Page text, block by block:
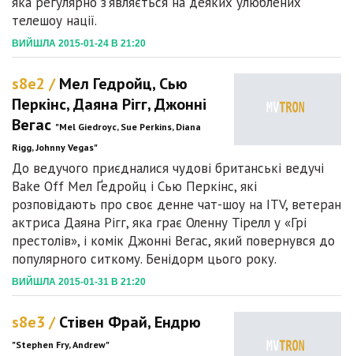
телешоу нації.
ВИЙШЛА 2015-01-24 В 21:20
s8e2 /Мел Гедройц, Сью
Перкінс, Даяна Рігг, Джонні
Вегас "Mel Giedroyc, Sue Perkins, Diana
Rigg, Johnny Vegas"
До ведучого приєдналися чудові британські ведучі
Bake Off Мел Ґедройц і Сью Перкінс, які
розповідають про своє денне чат-шоу на ITV, ветеран
актриса Даяна Рігг, яка грає Оленну Тірелл у «Грі
престолів», і комік Джонні Вегас, який повернувся до
популярного ситкому. Бенідорм цього року.
ВИЙШЛА 2015-01-31 В 21:20
s8e3 /Стівен Фрай, Ендрю
"Stephen Fry, Andrew"